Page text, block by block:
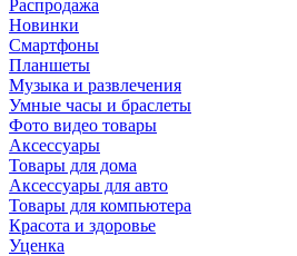
Распродажа
Новинки
Смартфоны
Планшеты
Музыка и развлечения
Умные часы и браслеты
Фото видео товары
Аксессуары
Товары для дома
Аксессуары для авто
Товары для компьютера
Красота и здоровье
Уценка